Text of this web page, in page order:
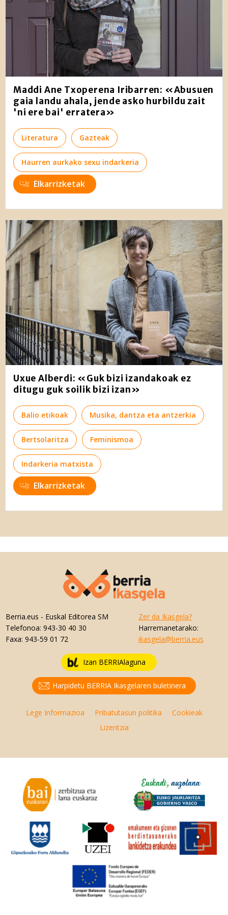
Maddi Ane Txoperena Iribarren: «Abusuen
gaia landu ahala, jende asko hurbildu zait
'ni ere bai' erratera»
Literatura Gazteak
Haurren aurkako sexu indarkeria
Elkarrizketak
Uxue Alberdi: «Guk bizi izandakoak ez
ditugu guk soilik bizi izan»
Balio etikoak Musika, dantza eta antzerkia
Bertsolaritza Feminismoa
Indarkeria matxista
Elkarrizketak
Berria.eus - Euskal Editorea SM
Telefonoa: 943-30 40 30
Faxa: 943-59 01 72
Zer da Ikasgela?
Harremanetarako:
ikasgela@berria.eus
Izan BERRIAlaguna
Harpidetu BERRIA Ikasgelaren buletinera
Lege Informazioa Pribatutasun politika
Cookieak
Lizentzia